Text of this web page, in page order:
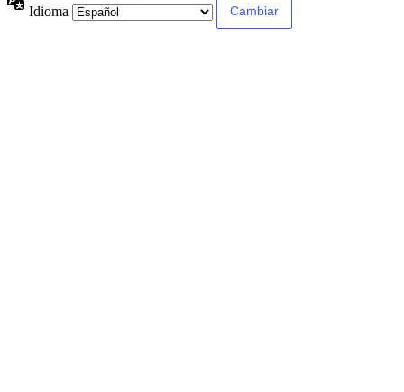
Idioma